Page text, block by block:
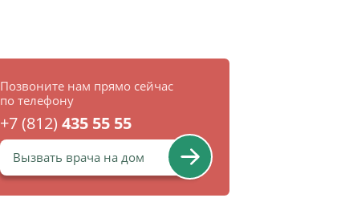
Позвоните нам прямо сейчас
по телефону
+7 (812) 435 55 55
Вызвать врача на дом